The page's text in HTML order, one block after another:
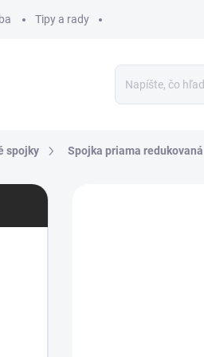
Tipy a rady
spojky Spojka priama redukovaná